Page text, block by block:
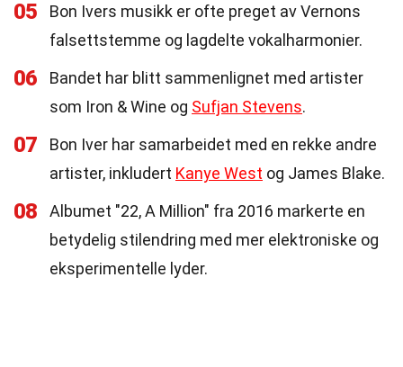
05
Bon Ivers musikk er ofte preget av Vernons
falsettstemme og lagdelte vokalharmonier.
06
Bandet har blitt sammenlignet med artister
som Iron & Wine og Sufjan Stevens.
07
Bon Iver har samarbeidet med en rekke andre
artister, inkludert Kanye West og James Blake.
08
Albumet "22, A Million" fra 2016 markerte en
betydelig stilendring med mer elektroniske og
eksperimentelle lyder.